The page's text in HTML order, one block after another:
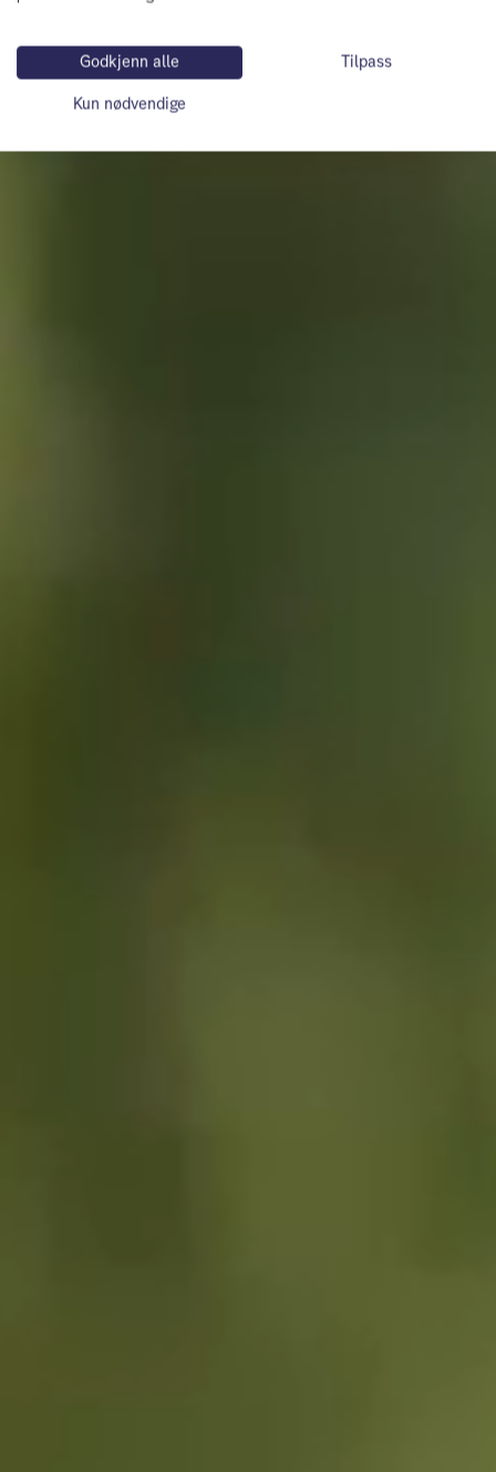
Godkjenn alle
Tilpass
Kun nødvendige